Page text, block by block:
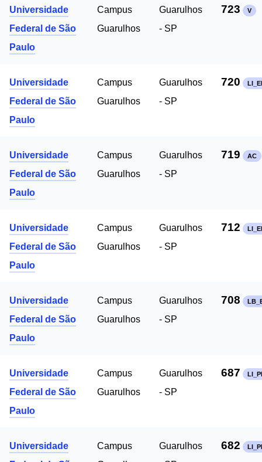
Universidade
Federal de São
Paulo
Campus
Guarulhos
Guarulhos
- SP
723 V
Universidade
Federal de São
Paulo
Campus
Guarulhos
Guarulhos
- SP
720
Universidade
Federal de São
Paulo
Campus
Guarulhos
Guarulhos
- SP
719 AC
Universidade
Federal de São
Paulo
Campus
Guarulhos
Guarulhos
- SP
712
Universidade
Federal de São
Paulo
Campus
Guarulhos
Guarulhos
- SP
708
Universidade
Federal de São
Paulo
Campus
Guarulhos
Guarulhos
- SP
687
Universidade
Campus
Guarulhos
682